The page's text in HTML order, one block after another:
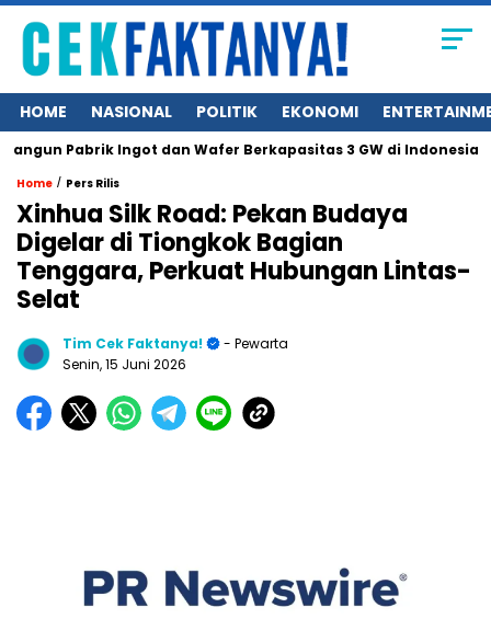
HOME NASIONAL POLITIK EKONOMI
Pabrik Ingot dan Wafer Berkapasitas 3 GW di Indonesia
Home / Pers Rilis
Xinhua Silk Road: Pekan Budaya
Digelar di Tiongkok Bagian
Tenggara, Perkuat Hubungan Lintas-
Selat
Tim Cek Faktanya!
- Pewarta
Senin, 15 Juni 2026